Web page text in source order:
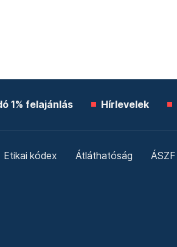
1% felajánlás Hírlevelek
Etikai kódex Átláthatóság ÁSZF